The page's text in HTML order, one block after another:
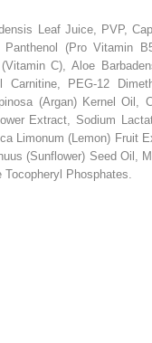
Leaf Juice, PVP,
(Pro Vitamin
C), Aloe
PEG-12
(Argan) Kernel Oil,
Extract, Sodium
Limonum (Lemon) Fruit
(Sunflower) Seed Oil,
Phosphates.